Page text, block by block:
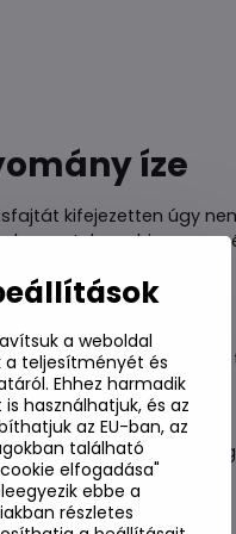
íze
kifejezetten úgy
sushi vagy a
ami ideális sushi vagy
hozzávalókkal.
alkotásaidhoz.
1 kg-os csomagolás
a weboldal
teljesítményét és
Ehhez harmadik
használhatjuk, és az
az EU-ban, az
található
elfogadása"
ebbe a
részletes